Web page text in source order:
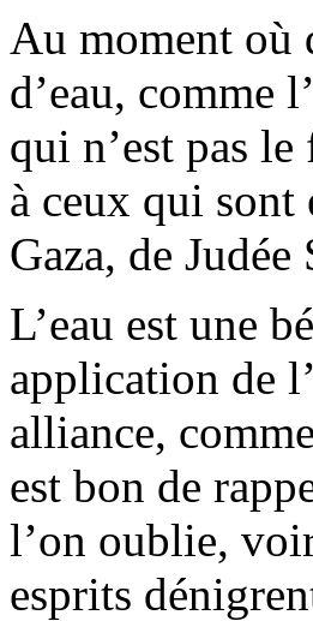
Au moment où
d’eau, comme
qui n’est pas
à ceux qui sont
Gaza, de
L’eau est une
application de
alliance,
est bon de
l’on oublie,
esprits